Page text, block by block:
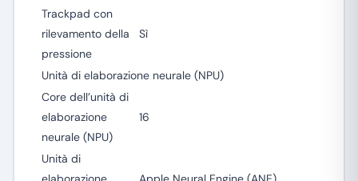
Trackpad con
rilevamento della
pressione
Sì
Unità di elaborazione neurale (NPU)
Core dell’unità di
elaborazione
neurale (NPU)
16
Unità di